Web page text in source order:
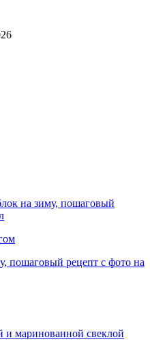
на зиму, пошаговый
пошаговый рецепт с фото на
маринованной свеклой